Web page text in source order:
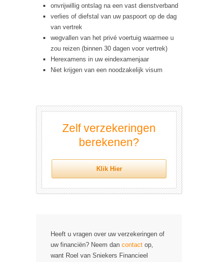
onvrijwillig ontslag na een vast dienstverband
verlies of diefstal van uw paspoort op de dag
van vertrek
wegvallen van het privé voertuig waarmee u
zou reizen (binnen 30 dagen voor vertrek)
Herexamens in uw eindexamenjaar
Niet krijgen van een noodzakelijk visum
Zelf verzekeringen
berekenen?
Klik Hier
Heeft u vragen over uw verzekeringen of
uw financiën? Neem dan contact op,
want Roel van Sniekers Financieel